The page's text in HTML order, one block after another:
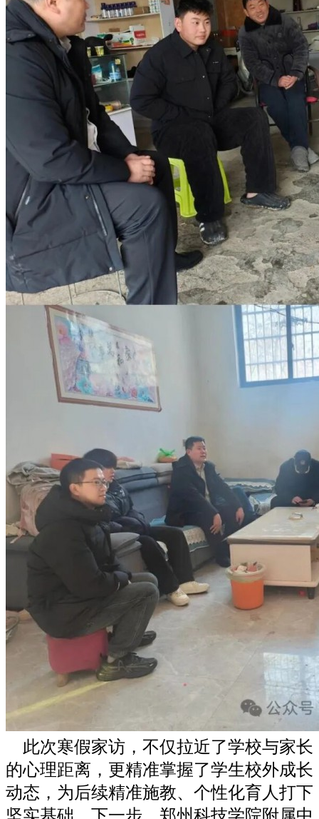
此次寒假家访，不仅拉近了学校与家长
的心理距离，更精准掌握了学生校外成长
动态，为后续精准施教、个性化育人打下
坚实基础。下一步，郑州科技学院附属中